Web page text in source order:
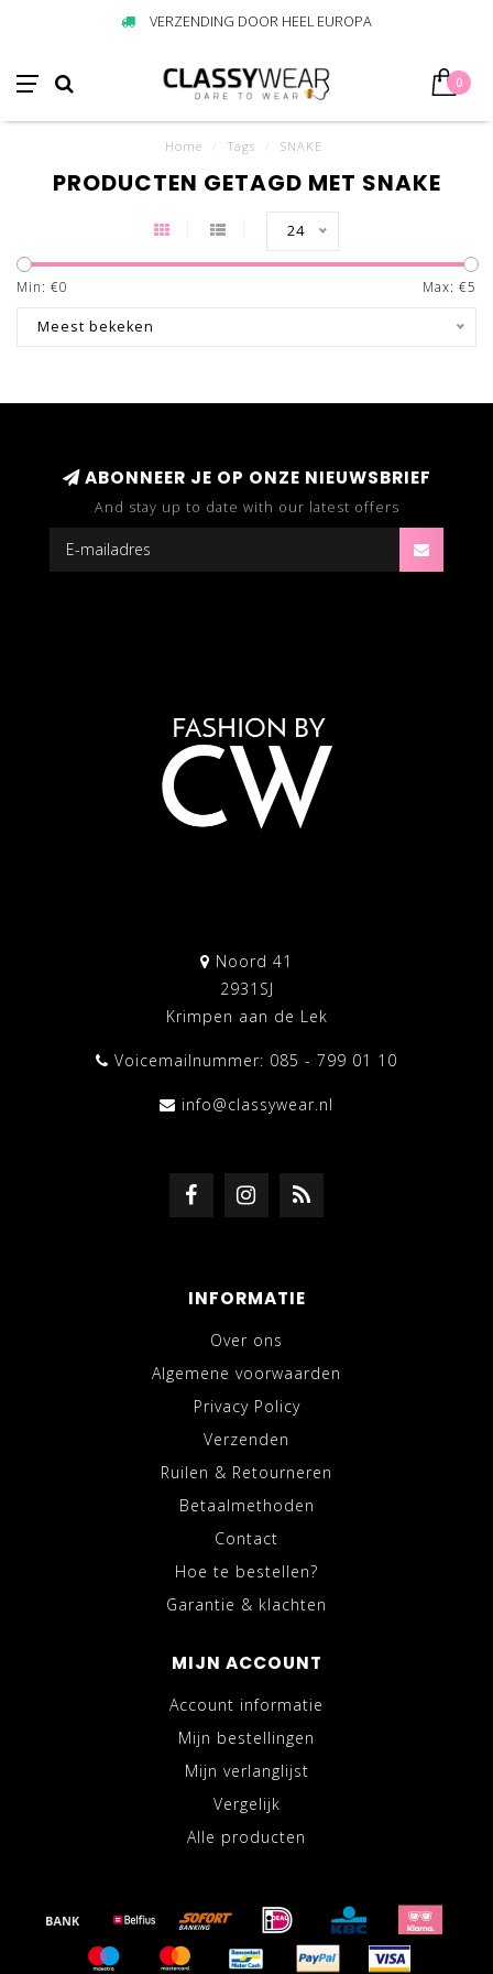
VERZENDING DOOR HEEL EUROPA
0
Home Tags SNAKE
PRODUCTEN GETAGD MET SNAKE
24
Min: €0 Max: €5
Meest bekeken
ABONNEER JE OP ONZE NIEUWSBRIEF
And stay up to date with our latest offers
Noord 41
2931SJ
Krimpen aan de Lek
Voicemailnummer: 085 - 799 01 10
info@classywear.nl
INFORMATIE
Over ons
Algemene voorwaarden
Privacy Policy
Verzenden
Ruilen & Retourneren
Betaalmethoden
Contact
Hoe te bestellen?
Garantie & klachten
MIJN ACCOUNT
Account informatie
Mijn bestellingen
Mijn verlanglijst
Vergelijk
Alle producten